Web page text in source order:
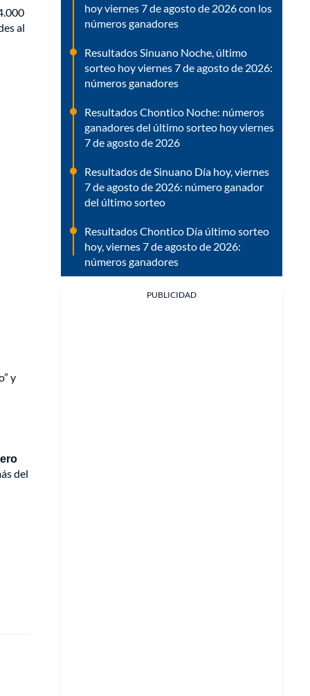
al
y
del
hoy viernes 7 de agosto de 2026 con los
números ganadores
Resultados Sinuano Noche, último
sorteo hoy viernes 7 de agosto de 2026:
números ganadores
Resultados Chontico Noche: números
ganadores del último sorteo hoy viernes
7 de agosto de 2026
Resultados de Sinuano Día hoy, viernes
7 de agosto de 2026: número ganador
del último sorteo
Resultados Chontico Día último sorteo
hoy, viernes 7 de agosto de 2026:
números ganadores
PUBLICIDAD